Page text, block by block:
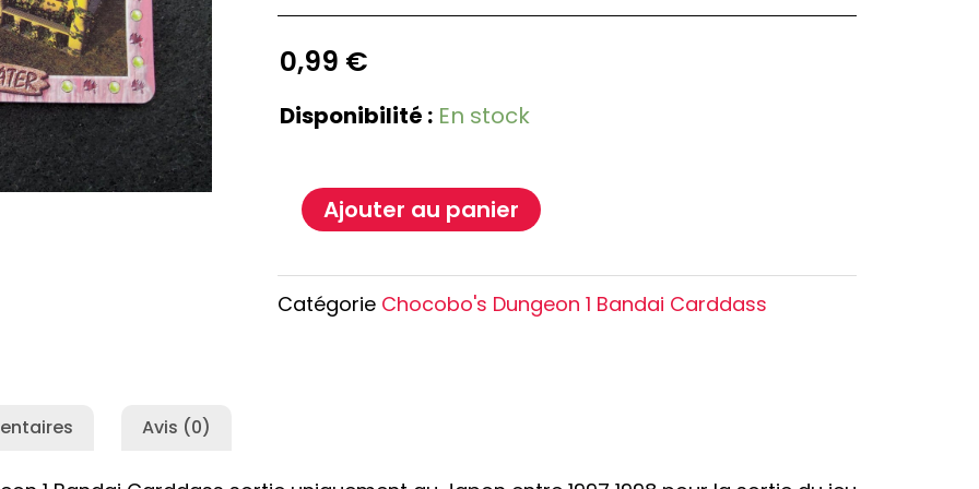
Conan
Haikyu!!
Promised Neverland
Overlord
Oshi no Ko
0,99 €
Disponibilité : En stock
Ajouter au panier
Catégorie Chocobo's Dungeon 1 Bandai Carddass
Avis (0)